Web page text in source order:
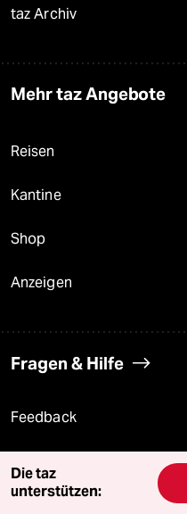
taz Archiv
Mehr taz Angebote
Reisen
Kantine
Shop
Anzeigen
Fragen & Hilfe
Feedback
Die taz
unterstützen: